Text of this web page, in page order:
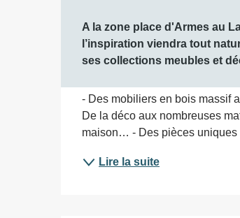
Description
A la zone place d'Armes au
l’inspiration viendra tout
ses collections meubles et
- Des mobiliers en bois massif
De la déco aux nombreuses
maison… - Des pièces uniques
Lire la suite